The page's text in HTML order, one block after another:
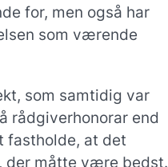
for, men også har
som værende
som samtidig var
rådgiverhonorar end
fastholde, at det
der måtte være bedst.